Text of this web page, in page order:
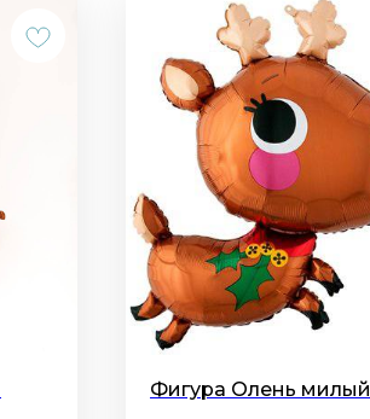
Фигура Олень милый